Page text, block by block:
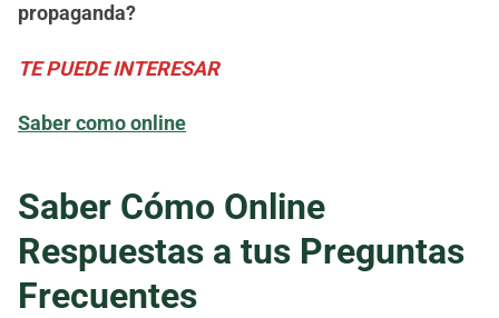
propaganda?
TE PUEDE INTERESAR
Saber como online
Saber Cómo Online
Respuestas a tus Preguntas
Frecuentes